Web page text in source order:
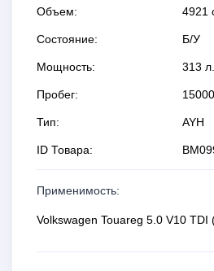
Объем: 4921
Состояние: Б/У
Мощность: 313
Пробег:
Тип: AYH
ID Товара:
Применимость:
Volkswagen Touareg 5.0 V10 TDI